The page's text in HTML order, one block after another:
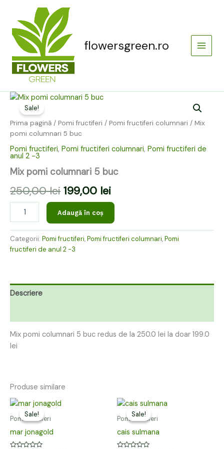
content
flowersgreen.ro
Sale!
Prima pagină / Pomi fructiferi / Pomi fructiferi columnari / Mix
pomi columnari 5 buc
Pomi fructiferi, Pomi fructiferi columnari, Pomi fructiferi de
anul 2 -3
Mix pomi columnari 5 buc
250,00lei
Prețul
inițial
a
fost:
250,00 lei.
199,00 lei
curent
199,00 lei.
Cantitate
pomi
columnari
5
buc
Adaugă în coș
Categorii: Pomi fructiferi,Pomi fructiferi columnari,Pomi
fructiferi de anul 2 -3
Descriere
Mix pomi columnari 5 buc redus de la 250.0 lei la doar 199.0
lei
Produse similare
Sale!
Sale!
Pomi fructiferi
mar jonagold
Prețul
inițial
a
fost:
59,00 lei.
Sale!
Sale!
Pomi fructiferi
cais sulmana
Prețul
a
59,00 lei.